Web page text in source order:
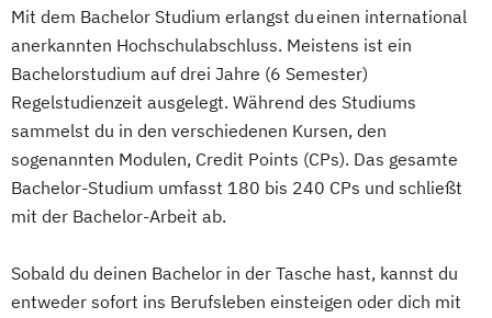
Mit dem Bachelor Studium erlangst du einen international
anerkannten Hochschulabschluss. Meistens ist ein
Bachelorstudium auf drei Jahre (6 Semester)
Regelstudienzeit ausgelegt. Während des Studiums
sammelst du in den verschiedenen Kursen, den
sogenannten Modulen, Credit Points (CPs). Das gesamte
Bachelor-Studium umfasst 180 bis 240 CPs und schließt
mit der Bachelor-Arbeit ab.
Sobald du deinen Bachelor in der Tasche hast, kannst du
entweder sofort ins Berufsleben einsteigen oder dich mit